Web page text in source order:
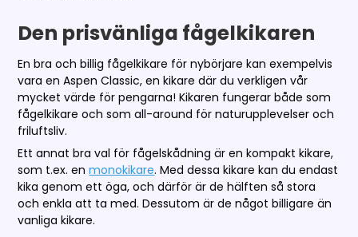
Den prisvänliga fågelkikaren
En bra och billig fågelkikare för nybörjare kan exempelvis
vara en Aspen Classic, en kikare där du verkligen vår
mycket värde för pengarna! Kikaren fungerar både som
fågelkikare och som all-around för naturupplevelser och
friluftsliv.
Ett annat bra val för fågelskådning är en kompakt kikare,
som t.ex. enmonokikare. Med dessa kikare kan du endast
kika genom ett öga, och därför är de hälften så stora
och enkla att ta med. Dessutom är de något billigare än
vanliga kikare.